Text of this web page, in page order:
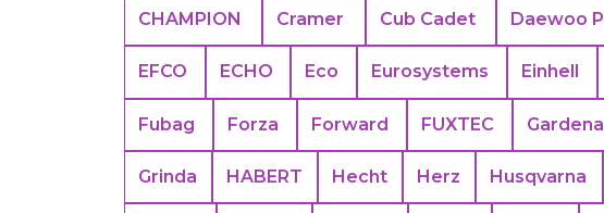
CHAMPION Cramer Cub Cadet Daewoo
EFCO ECHO Eco Eurosystems Einhell
Fubag Forza Forward FUXTEC Gardena
Grinda HABERT Hecht Herz Husqvarna